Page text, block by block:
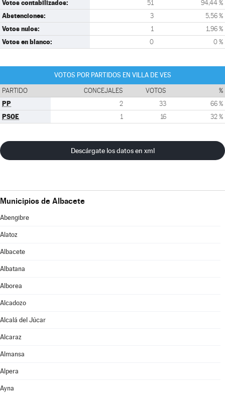
Votos contabilizados: 51 94,44 %
Abstenciones: 3 5,56 %
Votos nulos: 1 1,96 %
Votos en blanco: 0 0 %
VOTOS POR PARTIDOS EN VILLA DE VES
PARTIDO CONCEJALES VOTOS %
PP 2 33 66 %
PSOE 1 16 32 %
Descárgate los datos en xml
Municipios de Albacete
Abengibre
Alatoz
Albacete
Albatana
Alborea
Alcadozo
Alcalá del Júcar
Alcaraz
Almansa
Alpera
Ayna